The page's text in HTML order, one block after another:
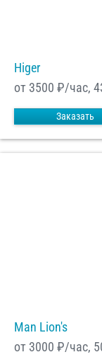
Higer
от 3500 ₽/час,
Заказать
Man Lion's
от 3000 ₽/час,